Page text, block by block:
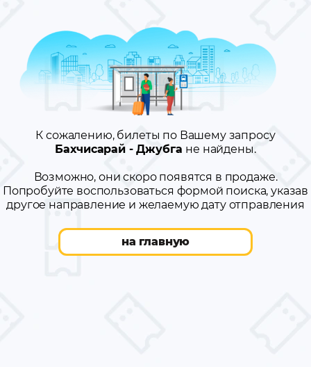
К сожалению, билеты по Вашему запросу
Бахчисарай - Джубга не найдены.
Возможно, они скоро появятся в продаже.
Попробуйте воспользоваться формой поиска, указав
другое направление и желаемую дату отправления
на главную